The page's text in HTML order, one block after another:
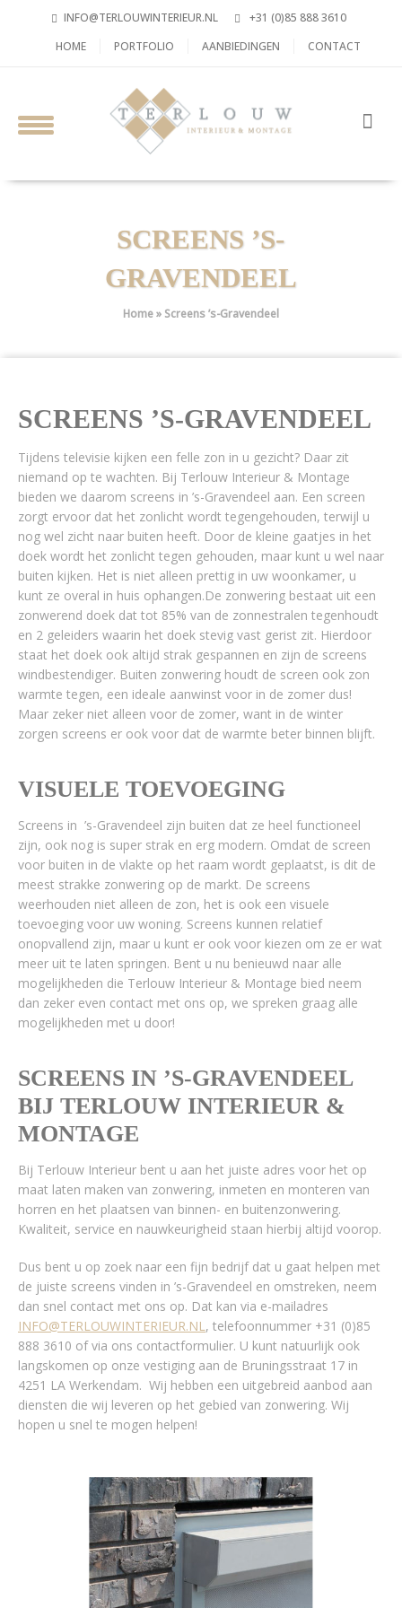
INFO@TERLOUWINTERIEUR.NL
+31 (0)85 888 3610
HOME
PORTFOLIO AANBIEDINGEN CONTACT
SCREENS ’S-
GRAVENDEEL
Home» Screens ’s-Gravendeel
SCREENS ’S-GRAVENDEEL
Tijdens televisie kijken een felle zon in u gezicht? Daar zit
niemand op te wachten. Bij Terlouw Interieur & Montage
bieden we daarom screens in ’s-Gravendeel aan. Een screen
zorgt ervoor dat het zonlicht wordt tegengehouden, terwijl u
nog wel zicht naar buiten heeft. Door de kleine gaatjes in het
doek wordt het zonlicht tegen gehouden, maar kunt u wel naar
buiten kijken. Het is niet alleen prettig in uw woonkamer, u
kunt ze overal in huis ophangen.De zonwering bestaat uit een
zonwerend doek dat tot 85% van de zonnestralen tegenhoudt
en 2 geleiders waarin het doek stevig vast gerist zit. Hierdoor
staat het doek ook altijd strak gespannen en zijn de screens
windbestendiger. Buiten zonwering houdt de screen ook zon
warmte tegen, een ideale aanwinst voor in de zomer dus!
Maar zeker niet alleen voor de zomer, want in de winter
zorgen screens er ook voor dat de warmte beter binnen blijft.
VISUELE TOEVOEGING
Screens in ’s-Gravendeel zijn buiten dat ze heel functioneel
zijn, ook nog is super strak en erg modern. Omdat de screen
voor buiten in de vlakte op het raam wordt geplaatst, is dit de
meest strakke zonwering op de markt. De screens
weerhouden niet alleen de zon, het is ook een visuele
toevoeging voor uw woning. Screens kunnen relatief
onopvallend zijn, maar u kunt er ook voor kiezen om ze er wat
meer uit te laten springen. Bent u nu benieuwd naar alle
mogelijkheden die Terlouw Interieur & Montage bied neem
dan zeker even contact met ons op, we spreken graag alle
mogelijkheden met u door!
SCREENS IN ’S-GRAVENDEEL
BIJ TERLOUW INTERIEUR &
MONTAGE
Bij Terlouw Interieur bent u aan het juiste adres voor het op
maat laten maken van zonwering, inmeten en monteren van
horren en het plaatsen van binnen- en buitenzonwering.
Kwaliteit, service en nauwkeurigheid staan hierbij altijd voorop.
Dus bent u op zoek naar een fijn bedrijf dat u gaat helpen met
de juiste screens vinden in ’s-Gravendeel en omstreken, neem
dan snel contact met ons op. Dat kan via e-mailadres
INFO@TERLOUWINTERIEUR.NL, telefoonnummer +31 (0)85
888 3610 of via ons contactformulier. U kunt natuurlijk ook
langskomen op onze vestiging aan de Bruningsstraat 17 in
4251 LA Werkendam. Wij hebben een uitgebreid aanbod aan
diensten die wij leveren op het gebied van zonwering. Wij
hopen u snel te mogen helpen!